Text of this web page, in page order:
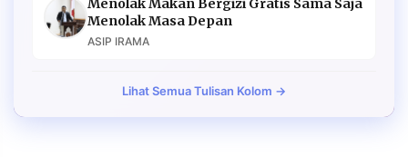
Menolak Makan Bergizi Gratis Sama Saja
Menolak Masa Depan
ASIP IRAMA
Lihat Semua Tulisan Kolom →